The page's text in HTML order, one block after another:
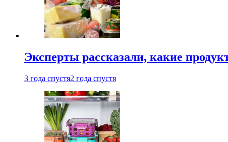
Эксперты рассказали, какие
3 года спустя2 года спустя